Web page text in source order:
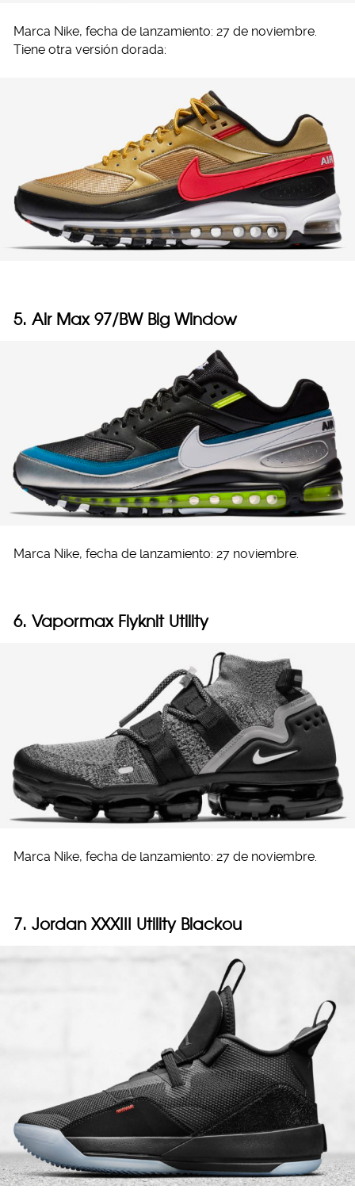
Marca Nike, fecha de lanzamiento: 27 de noviembre.
Tiene otra versión dorada:
5. Air Max 97/BW Big Window
Marca Nike, fecha de lanzamiento: 27 noviembre.
6. Vapormax Flyknit Utility
Marca Nike, fecha de lanzamiento: 27 de noviembre.
7. Jordan XXXIII Utility Blackou